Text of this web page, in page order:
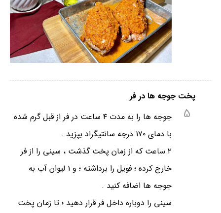
پخت جوجه ها در فر
5
جوجه ها را به مدت ۴ ساعت در فر از قبل گرم شده
با دمای ۱۷۰ درجه سانتیگراد بپزید .
۲ ساعت که از زمان پخت گذشت ، سینی را از فر
خارج کرده ؛ فویل را برداشته ؛ و ۱ لیوان آب به
جوجه ها اضافه کنید .
سینی را دوباره داخل فر قرار دهید ؛ تا زمان پخت